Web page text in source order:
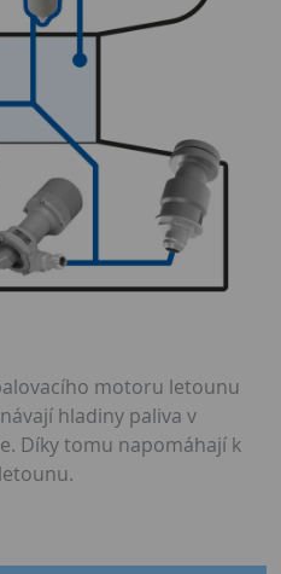
motoru letounu
hladiny paliva v
Díky tomu napomáhají k